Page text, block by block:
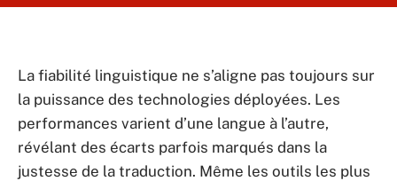
La fiabilité linguistique ne s’aligne pas toujours sur
la puissance des technologies déployées. Les
performances varient d’une langue à l’autre,
révélant des écarts parfois marqués dans la
justesse de la traduction. Même les outils les plus